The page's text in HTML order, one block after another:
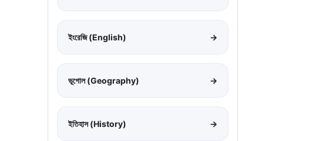
ইংরেজি (English) →
ভূগোল (Geography) →
ইতিহাস (History) →